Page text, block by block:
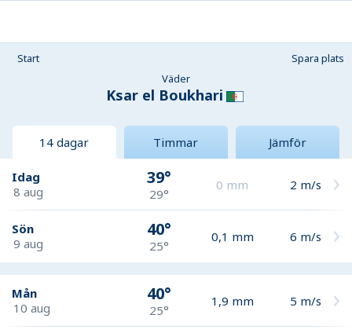
Start
Spara plats
Väder
Ksar el Boukhari
14 dagar Timmar Jämför
Idag
8 aug
39°
29°
0 mm 2 m/s
Sön
9 aug
40°
25°
0,1 mm 6 m/s
Mån
10 aug
40°
25°
1,9 mm 5 m/s